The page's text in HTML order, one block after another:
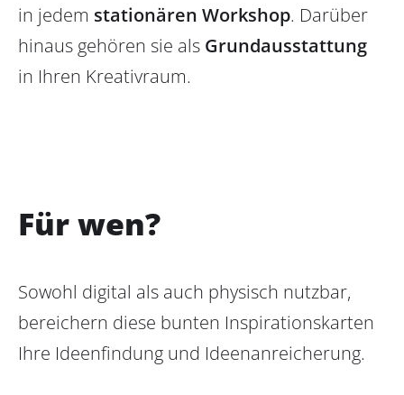
in jedem stationären Workshop. Darüber
hinaus gehören sie als Grundausstattung
in Ihren Kreativraum.
Für wen?
Sowohl digital als auch physisch nutzbar,
bereichern diese bunten Inspirationskarten
Ihre Ideenfindung und Ideenanreicherung.